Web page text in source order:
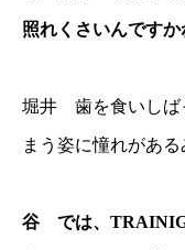
照れくさいんですか
堀井 歯を食いしば
まう姿に憧れがある
谷 では、TRAINIG